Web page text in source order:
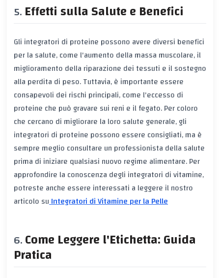
Effetti sulla Salute e Benefici
Gli integratori di proteine possono avere diversi benefici
per la salute, come l'aumento della massa muscolare, il
miglioramento della riparazione dei tessuti e il sostegno
alla perdita di peso. Tuttavia, è importante essere
consapevoli dei rischi principali, come l'eccesso di
proteine che può gravare sui reni e il fegato. Per coloro
che cercano di migliorare la loro salute generale, gli
integratori di proteine possono essere consigliati, ma è
sempre meglio consultare un professionista della salute
prima di iniziare qualsiasi nuovo regime alimentare. Per
approfondire la conoscenza degli integratori di vitamine,
potreste anche essere interessati a leggere il nostro
articolo suIntegratori di Vitamine per la Pelle
Come Leggere l'Etichetta: Guida
Pratica